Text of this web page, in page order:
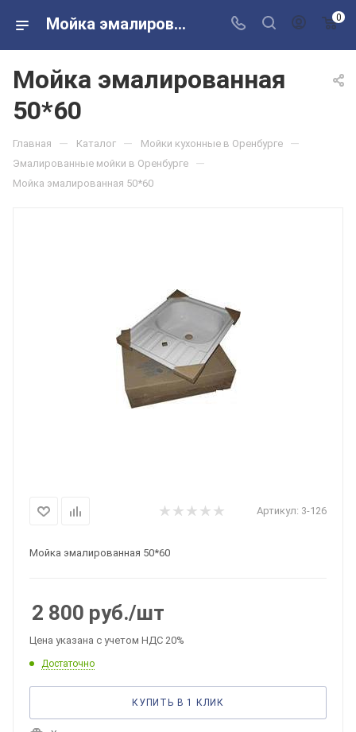
Мойка эмалированная 50*60 в розничных магазинах Сантехторг 0
Мойка эмалированная
50*60
Главная — Каталог — Мойки кухонные в Оренбурге —
Эмалированные мойки в Оренбурге —
Мойка эмалированная 50*60
Артикул: 3-126
Мойка эмалированная 50*60
2 800 руб./шт
Цена указана с учетом НДС 20%
Достаточно
КУПИТЬ В 1 КЛИК